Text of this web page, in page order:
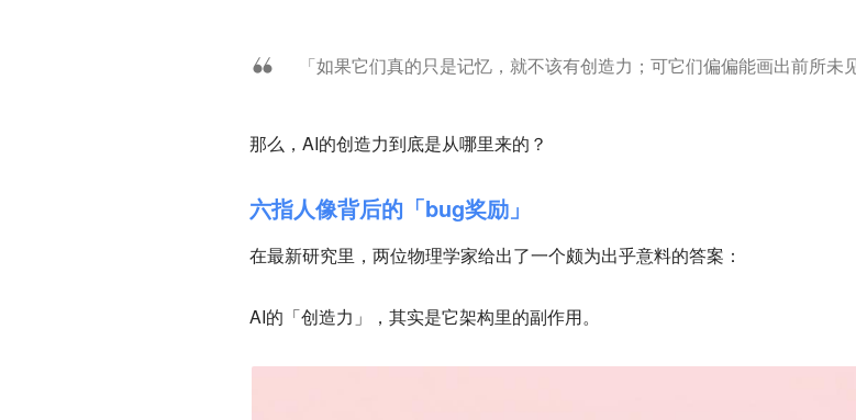
「如果它们真的只是记忆，就不该有创造力；可它们偏偏能画出前所未
那么，AI的创造力到底是从哪里来的？
六指人像背后的「bug奖励」
在最新研究里，两位物理学家给出了一个颇为出乎意料的答案：
AI的「创造力」，其实是它架构里的副作用。